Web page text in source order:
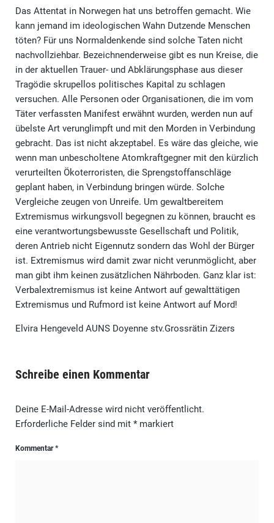
Das Attentat in Norwegen hat uns betroffen gemacht. Wie
kann jemand im ideologischen Wahn Dutzende Menschen
töten? Für uns Normaldenkende sind solche Taten nicht
nachvollziehbar. Bezeichnenderweise gibt es nun Kreise, die
in der aktuellen Trauer- und Abklärungsphase aus dieser
Tragödie skrupellos politisches Kapital zu schlagen
versuchen. Alle Personen oder Organisationen, die im vom
Täter verfassten Manifest erwähnt wurden, werden nun auf
übelste Art verunglimpft und mit den Morden in Verbindung
gebracht. Das ist nicht akzeptabel. Es wäre das gleiche, wie
wenn man unbescholtene Atomkraftgegner mit den kürzlich
verurteilten Ökoterroristen, die Sprengstoffanschläge
geplant haben, in Verbindung bringen würde. Solche
Vergleiche zeugen von Unreife. Um gewaltbereitem
Extremismus wirkungsvoll begegnen zu können, braucht es
eine verantwortungsbewusste Gesellschaft und Politik,
deren Antrieb nicht Eigennutz sondern das Wohl der Bürger
ist. Extremismus wird damit zwar nicht verunmöglicht, aber
man gibt ihm keinen zusätzlichen Nährboden. Ganz klar ist:
Verbalextremismus ist keine Antwort auf gewalttätigen
Extremismus und Rufmord ist keine Antwort auf Mord!
Elvira Hengeveld AUNS Doyenne stv.Grossrätin Zizers
Schreibe einen Kommentar
Deine E-Mail-Adresse wird nicht veröffentlicht.
Erforderliche Felder sind mit *markiert
Kommentar*